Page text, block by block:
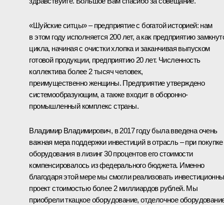
«Шуйские ситцы» – предприятие с богатой историей: нам
в этом году исполняется 200 лет, а как предприятию
цикла, начиная с очистки хлопка и заканчивая выпуском
готовой продукции, предприятию 20 лет. Численность
коллектива более 2 тысяч человек,
преимущественно женщины. Предприятие утверждено
системообразующим, а также входит в оборонно-
промышленный комплекс страны.
Владимир Владимирович, в 2017 году была введена очень
важная мера поддержки инвестиций в отрасль – при покупке
оборудования в лизинг 30 процентов его стоимости
компенсировалось из федерального бюджета. Именно
благодаря этой мере мы смогли реализовать
проект стоимостью более 2 миллиардов рублей. Мы
приобрели ткацкое оборудование, отделочное